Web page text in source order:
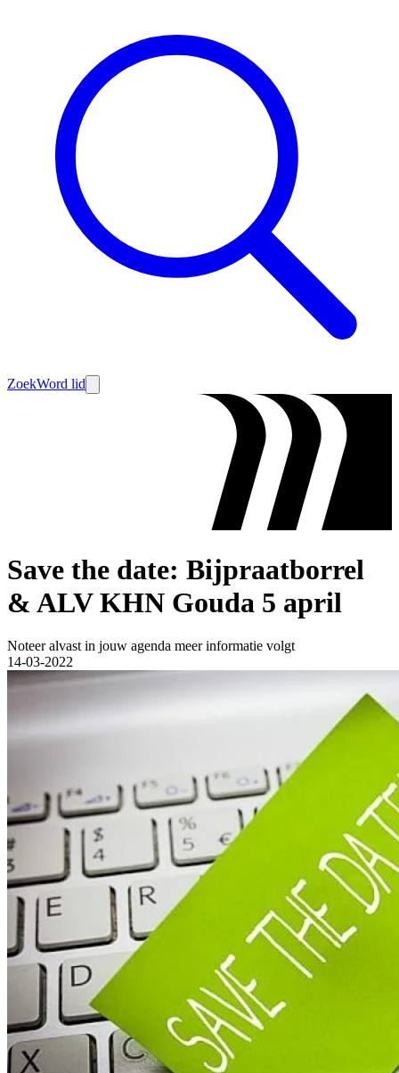
ZoekWord lid
Save the date: Bijpraatborrel
& ALV KHN Gouda 5 april
Noteer alvast in jouw agenda meer informatie volgt
14-03-2022